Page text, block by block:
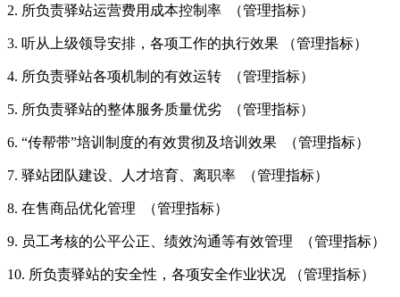
2. 所负责驿站运营费用成本控制率 （管理指标）
3. 听从上级领导安排，各项工作的执行效果 （管理指标）
4. 所负责驿站各项机制的有效运转 （管理指标）
5. 所负责驿站的整体服务质量优劣 （管理指标）
6. “传帮带”培训制度的有效贯彻及培训效果 （管理指标）
7. 驿站团队建设、人才培育、离职率 （管理指标）
8. 在售商品优化管理 （管理指标）
9. 员工考核的公平公正、绩效沟通等有效管理 （管理指标）
10. 所负责驿站的安全性，各项安全作业状况 （管理指标）